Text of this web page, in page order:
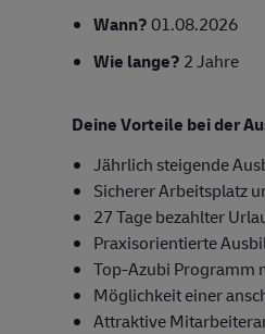
Wann?01.08.2026
Wie lange? 2 Jahre
Deine Vorteile bei der
Jährlich steigende
Sicherer Arbeitsplatz
27 Tage bezahlter
Praxisorientierte
Top-Azubi Programm
Möglichkeit einer
Attraktive